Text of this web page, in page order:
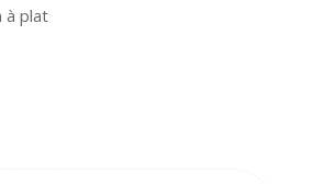
à plat